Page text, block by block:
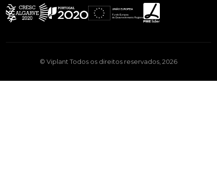
© Viplant Todos os direitos reservados, 2026